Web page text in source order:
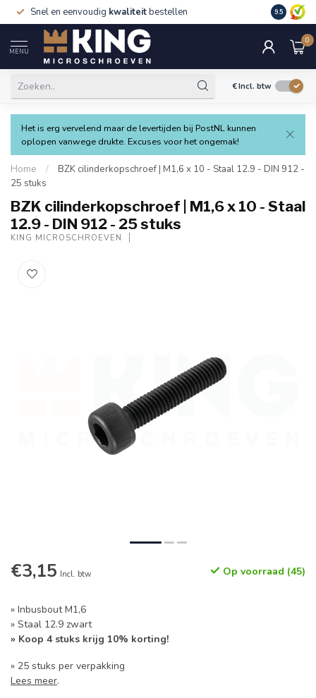
Snel en eenvoudig kwaliteitbestellen 9.5
MENU
0
€Incl. btw
Het is erg vervelend maar de levertijden bij PostNL kunnen
oplopen vanwege drukte. Excuses voor het ongemak!
Home /
BZK cilinderkopschroef | M1,6 x 10 - Staal 12.9 - DIN 912 -
25 stuks
BZK cilinderkopschroef | M1,6 x 10 - Staal
12.9 - DIN 912 - 25 stuks
KING MICROSCHROEVEN
€3,15 Incl. btw Op voorraad (45)
» Inbusbout M1,6
» Staal 12.9 zwart
» Koop 4 stuks krijg 10% korting!
» 25 stuks per verpakking
Lees meer.